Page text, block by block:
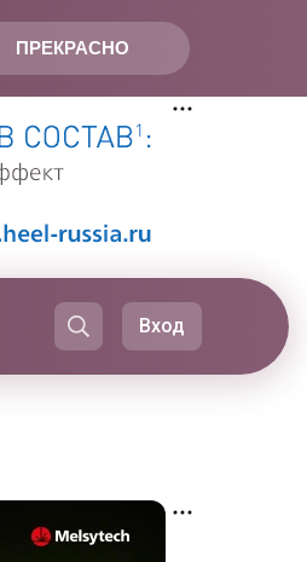
ПРЕКРАСНО
Вход